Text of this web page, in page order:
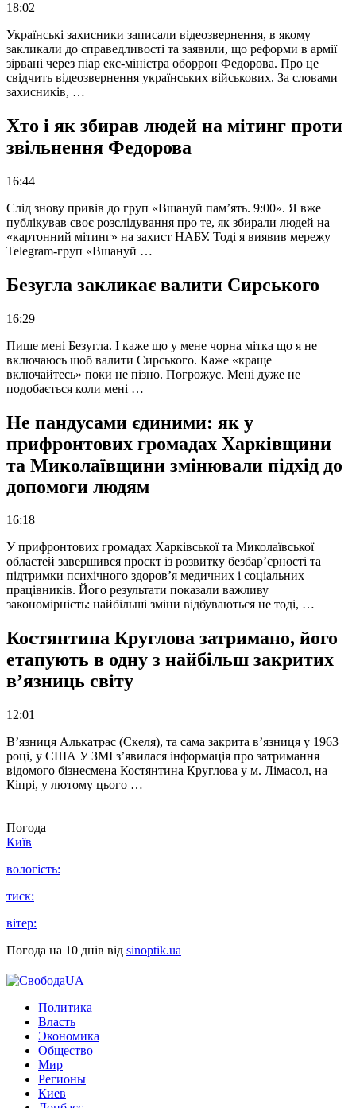
18:02
Українські захисники записали відеозвернення, в якому
закликали до справедливості та заявили, що реформи в армії
зірвані через піар екс-міністра оборрон Федорова. Про це
свідчить відеозвернення українських військових. За словами
захисників, …
Хто і як збирав людей на мітинг проти
звільнення Федорова
16:44
Слід знову привів до груп «Вшануй пам’ять. 9:00». Я вже
публікував своє розслідування про те, як збирали людей на
«картонний мітинг» на захист НАБУ. Тоді я виявив мережу
Telegram-груп «Вшануй …
Безугла закликає валити Сирського
16:29
Пише мені Безугла. І каже що у мене чорна мітка що я не
включаюсь щоб валити Сирського. Каже «краще
включайтесь» поки не пізно. Погрожує. Мені дуже не
подобається коли мені …
Не пандусами єдиними: як у
прифронтових громадах Харківщини
та Миколаївщини змінювали підхід до
допомоги людям
16:18
У прифронтових громадах Харківської та Миколаївської
областей завершився проєкт із розвитку безбар’єрності та
підтримки психічного здоров’я медичних і соціальних
працівників. Його результати показали важливу
закономірність: найбільші зміни відбуваються не тоді, …
Костянтина Круглова затримано, його
етапують в одну з найбільш закритих
в’язниць світу
12:01
В’язниця Алькатрас (Скеля), та сама закрита в’язниця у 1963
році, у США У ЗМІ з’явилася інформація про затримання
відомого бізнесмена Костянтина Круглова у м. Лімасол, на
Кіпрі, у лютому цього …
Погода
Київ
вологість:
тиск:
вітер:
Погода на 10 днів від sinoptik.ua
Политика
Власть
Экономика
Общество
Мир
Регионы
Киев